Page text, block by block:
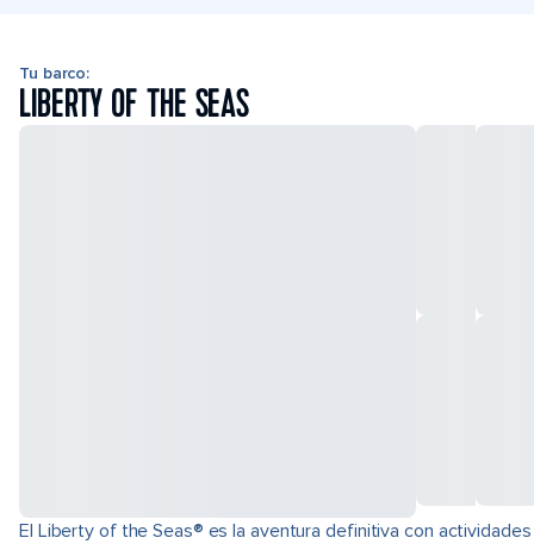
Tu barco:
LIBERTY OF THE SEAS
El Liberty of the Seas® es la aventura definitiva con actividades